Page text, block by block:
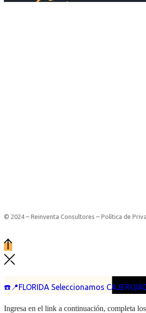
☎️📍FLORIDA Seleccionamos CAJERO/
© 2024 – Reinventa Consultores – Política de
Ingresa en el link a continuación, completa